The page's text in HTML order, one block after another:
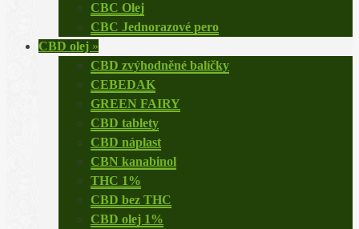
CBC Olej
CBC Jednorazové pero
CBD olej »
CBD zvýhodněné balíčky
CEBEDAK
GREEN FAIRY
CBD tablety
CBD náplast
CBN kanabinol
THC 1%
CBD bez THC
CBD olej 1%